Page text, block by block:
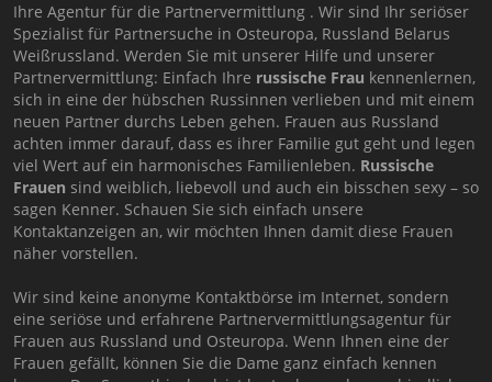
Ihre Agentur für die Partnervermittlung . Wir sind Ihr seriöser
Spezialist für Partnersuche in Osteuropa, Russland Belarus
Weißrussland. Werden Sie mit unserer Hilfe und unserer
Partnervermittlung: Einfach Ihre russische Frau kennenlernen,
sich in eine der hübschen Russinnen verlieben und mit einem
neuen Partner durchs Leben gehen. Frauen aus Russland
achten immer darauf, dass es ihrer Familie gut geht und legen
viel Wert auf ein harmonisches Familienleben. Russische
Frauen sind weiblich, liebevoll und auch ein bisschen sexy – so
sagen Kenner. Schauen Sie sich einfach unsere
Kontaktanzeigen an, wir möchten Ihnen damit diese Frauen
näher vorstellen.
Wir sind keine anonyme Kontaktbörse im Internet, sondern
eine seriöse und erfahrene Partnervermittlungsagentur für
Frauen aus Russland und Osteuropa. Wenn Ihnen eine der
Frauen gefällt, können Sie die Dame ganz einfach kennen